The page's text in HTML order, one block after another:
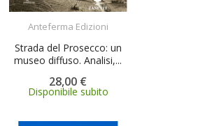
Anteferma Edizioni
Strada del Prosecco: un
museo diffuso. Analisi,...
28,00 €
Disponibile subito